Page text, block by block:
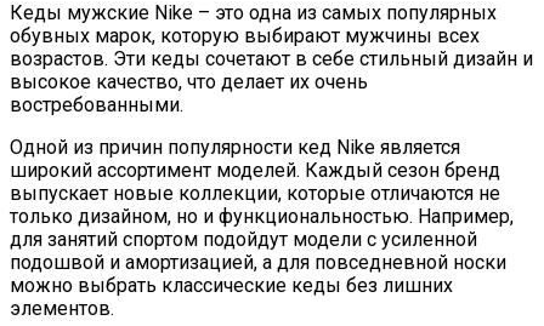
Кеды мужские Nike – это одна из самых популярных
обувных марок, которую выбирают мужчины всех
возрастов. Эти кеды сочетают в себе стильный дизайн и
высокое качество, что делает их очень
востребованными.
Одной из причин популярности кед Nike является
широкий ассортимент моделей. Каждый сезон бренд
выпускает новые коллекции, которые отличаются не
только дизайном, но и функциональностью. Например,
для занятий спортом подойдут модели с усиленной
подошвой и амортизацией, а для повседневной носки
можно выбрать классические кеды без лишних
элементов.